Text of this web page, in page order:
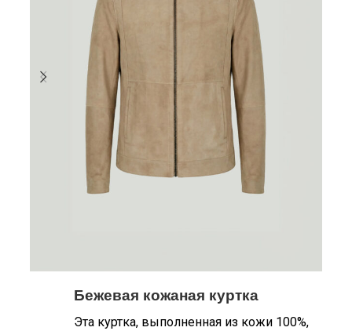
Бежевая кожаная куртка
Эта куртка, выполненная из кожи 100%,